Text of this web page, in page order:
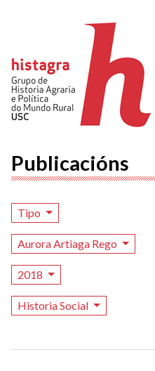
Publicacións
Tipo
Aurora Artiaga Rego
2018
Historia Social